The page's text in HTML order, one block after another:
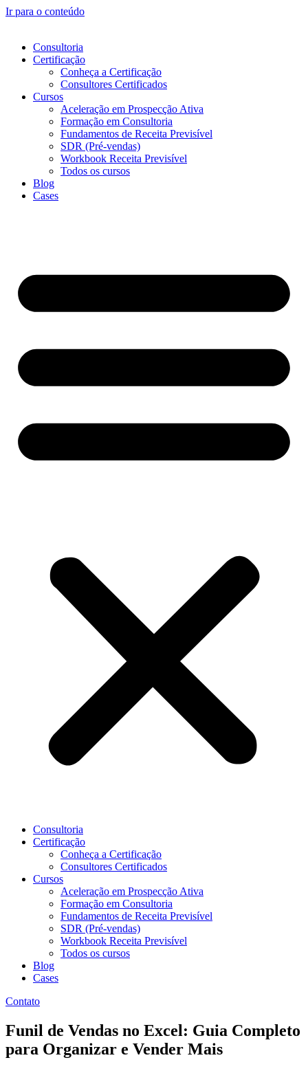
Ir para o conteúdo
Consultoria
Certificação
Conheça a Certificação
Consultores Certificados
Cursos
Aceleração em Prospecção Ativa
Formação em Consultoria
Fundamentos de Receita Previsível
SDR (Pré-vendas)
Workbook Receita Previsível
Todos os cursos
Blog
Cases
Consultoria
Certificação
Conheça a Certificação
Consultores Certificados
Cursos
Aceleração em Prospecção Ativa
Formação em Consultoria
Fundamentos de Receita Previsível
SDR (Pré-vendas)
Workbook Receita Previsível
Todos os cursos
Blog
Cases
Contato
Funil de Vendas no Excel: Guia Completo
para Organizar e Vender Mais